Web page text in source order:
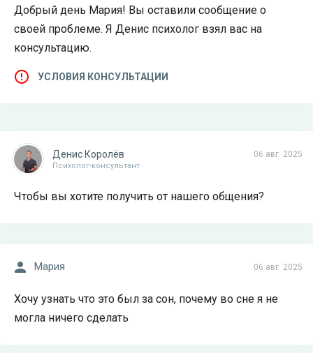
Добрый день Мария! Вы оставили сообщение о
своей проблеме. Я Денис психолог взял вас на
консультацию.
УСЛОВИЯ КОНСУЛЬТАЦИИ
06 авг. 2025
Денис Королёв
Психолог-консультант
Чтобы вы хотите получить от нашего общения?
06 авг. 2025
Мария
Хочу узнать что это был за сон, почему во сне я не
могла ничего сделать